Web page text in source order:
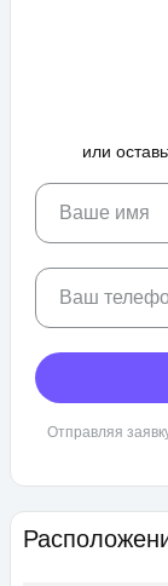
расположены
зоны отдыха с
автовладельцев
ЖК «Любимово»
инфраструктура
детский сад,
центра
или
Ваше имя
Ваш
Отправляя